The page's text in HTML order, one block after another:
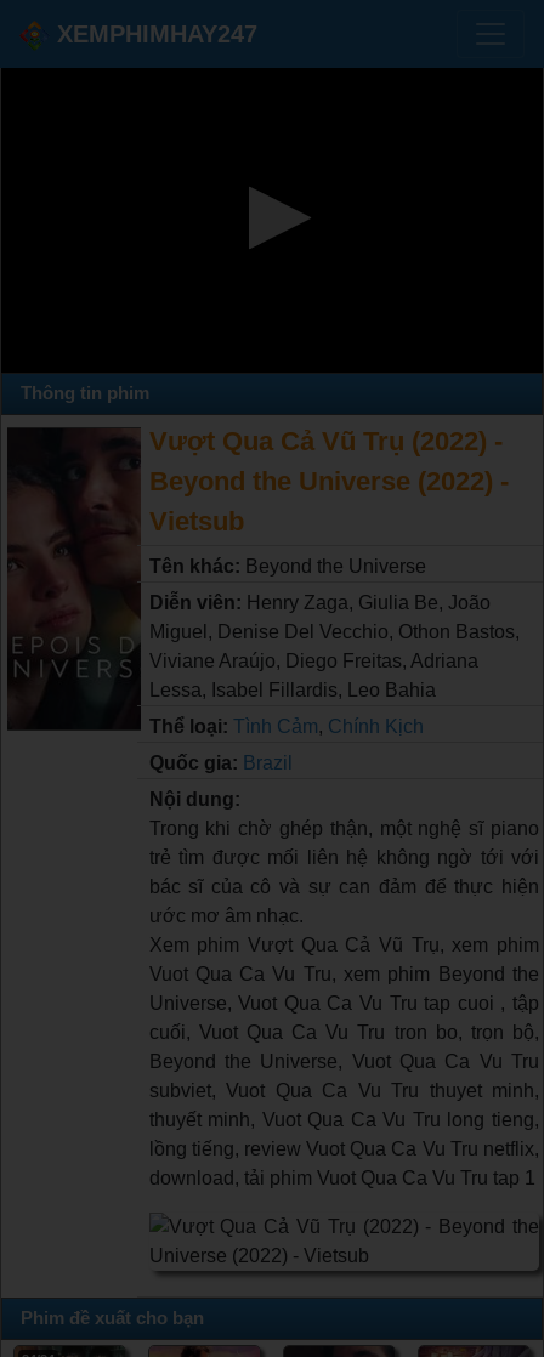
XEMPHIMHAY247
Thông tin phim
Vượt Qua Cả Vũ Trụ (2022) -
Beyond the Universe (2022) -
Vietsub
Tên khác: Beyond the Universe
Diễn viên: Henry Zaga, Giulia Be, João
Miguel, Denise Del Vecchio, Othon Bastos,
Viviane Araújo, Diego Freitas, Adriana
Lessa, Isabel Fillardis, Leo Bahia
Thể loại: Tình Cảm, Chính Kịch
Quốc gia: Brazil
Nội dung:
Trong khi chờ ghép thận, một nghệ sĩ piano
trẻ tìm được mối liên hệ không ngờ tới với
bác sĩ của cô và sự can đảm để thực hiện
ước mơ âm nhạc.
Xem phim Vượt Qua Cả Vũ Trụ, xem phim
Vuot Qua Ca Vu Tru, xem phim Beyond the
Universe, Vuot Qua Ca Vu Tru tap cuoi , tập
cuối, Vuot Qua Ca Vu Tru tron bo, trọn bộ,
Beyond the Universe, Vuot Qua Ca Vu Tru
subviet, Vuot Qua Ca Vu Tru thuyet minh,
thuyết minh, Vuot Qua Ca Vu Tru long tieng,
lồng tiếng, review Vuot Qua Ca Vu Tru netflix,
download, tải phim Vuot Qua Ca Vu Tru tap 1
Phim đề xuất cho bạn